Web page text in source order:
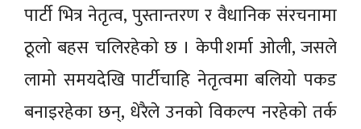
पार्टी भित्र नेतृत्व, पुस्तान्तरण र वैधानिक संरचनामा
ठूलो बहस चलिरहेको छ । केपी शर्मा ओली, जसले
लामो समयदेखि पार्टीचाहि नेतृत्वमा बलियो पकड
बनाइरहेका छन्, धेरैले उनको विकल्प नरहेको तर्क